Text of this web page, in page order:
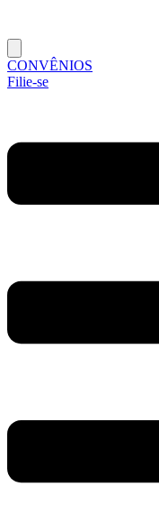
CONVÊNIOS
Filie-se